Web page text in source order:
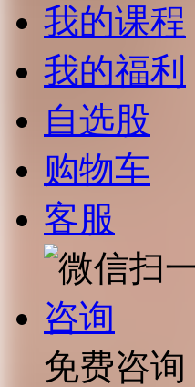
我的课程
我的福利
自选股
购物车
客服
咨询
免费咨询